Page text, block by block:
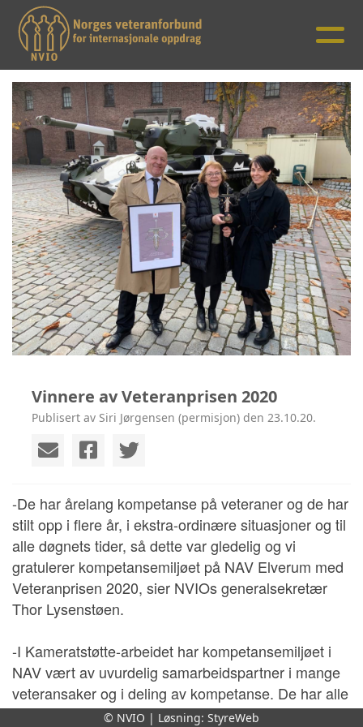
Vinnere av Veteranprisen 2020
Publisert av Siri Jørgensen (permisjon) den 23.10.20.
-De har årelang kompetanse på veteraner og de har
stilt opp i flere år, i ekstra-ordinære situasjoner og til
alle døgnets tider, så dette var gledelig og vi
gratulerer kompetansemiljøet på NAV Elverum med
Veteranprisen 2020, sier NVIOs generalsekretær
Thor Lysenstøen.
-I Kameratstøtte-arbeidet har kompetansemiljøet i
NAV vært av uvurdelig samarbeidspartner i mange
veteransaker og i deling av kompetanse. De har alle
årene vært med på våre Kameratstøttekurs og vi er
© NVIO | Løsning: StyreWeb